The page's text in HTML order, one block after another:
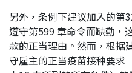
另外，条例下建议加入的第
遵守第599 章命令而缺勤，
款的正当理由。然而，根据
守雇主的正当疫苗接种要求